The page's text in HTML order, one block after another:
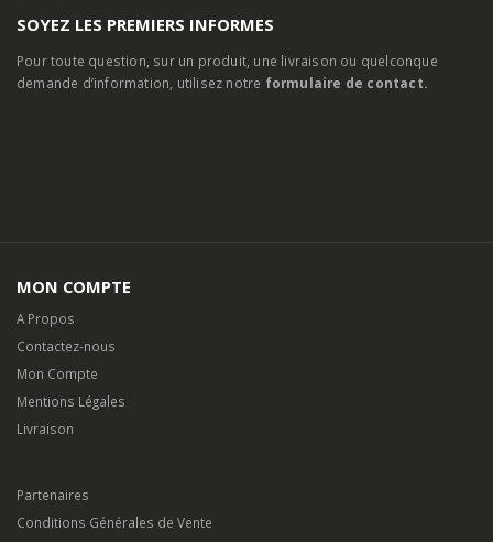
SOYEZ LES PREMIERS INFORMES
Pour toute question, sur un produit, une livraison ou quelconque
demande d’information, utilisez notre formulaire de contact.
MON COMPTE
A Propos
Contactez-nous
Mon Compte
Mentions Légales
Livraison
Partenaires
Conditions Générales de Vente